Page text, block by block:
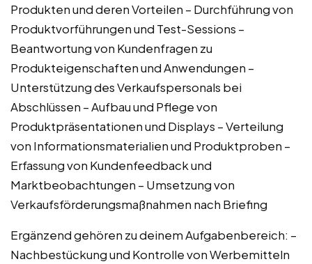
Produkten und deren Vorteilen – Durchführung von
Produktvorführungen und Test-Sessions –
Beantwortung von Kundenfragen zu
Produkteigenschaften und Anwendungen –
Unterstützung des Verkaufspersonals bei
Abschlüssen – Aufbau und Pflege von
Produktpräsentationen und Displays – Verteilung
von Informationsmaterialien und Produktproben –
Erfassung von Kundenfeedback und
Marktbeobachtungen – Umsetzung von
Verkaufsförderungsmaßnahmen nach Briefing
Ergänzend gehören zu deinem Aufgabenbereich: –
Nachbestückung und Kontrolle von Werbemitteln